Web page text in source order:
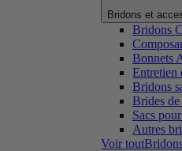
Bridons et
Bridons
Bonnets
Entretien
Bridons
Brides de
Sacs
Autres
Voir